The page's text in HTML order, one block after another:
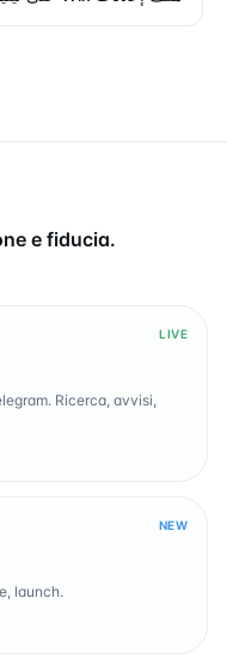
e fiducia.
LIVE
Ricerca, avvisi,
NEW
launch.